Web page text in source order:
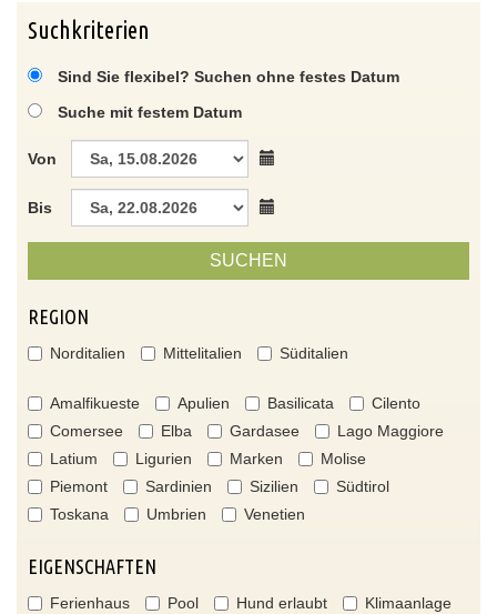
Suchkriterien
Sind Sie flexibel? Suchen ohne festes Datum
Suche mit festem Datum
Von
Bis
SUCHEN
REGION
Norditalien Mittelitalien Süditalien
Amalfikueste Apulien Basilicata
Cilento
Comersee
Elba Gardasee
Lago Maggiore
Latium
Ligurien Marken
Molise
Piemont
Sardinien Sizilien
Südtirol
Toskana
Umbrien Venetien
EIGENSCHAFTEN
Ferienhaus Pool Hund erlaubt Klimaanlage